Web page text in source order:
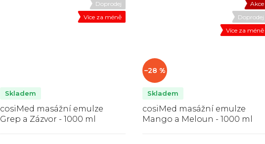
Doprodej
Více za méně
cosiMed masážní emulze
Grep a Zázvor - 1000 ml
Skladem
Akce
Doprodej
Více za méně
–28 %
cosiMed masážní emulze
Mango a Meloun - 1000 ml
Skladem